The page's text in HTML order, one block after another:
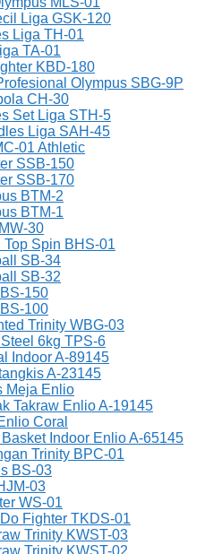
Liga GSK-120
Liga TH-01
TA-01
KBD-180
Olympus SBG-9P
CH-30
Set Liga STH-5
Liga SAH-45
01 Athletic
SSB-150
SSB-170
BTM-2
BTM-1
30
Spin BHS-01
SB-34
SB-32
150
100
Trinity WBG-03
6kg TPS-6
Indoor A-89145
A-23145
Meja Enlio
Takraw Enlio A-19145
Coral
Indoor Enlio A-65145
Trinity BPC-01
BS-03
03
WS-01
Fighter TKDS-01
Trinity KWST-03
Trinity KWST-02